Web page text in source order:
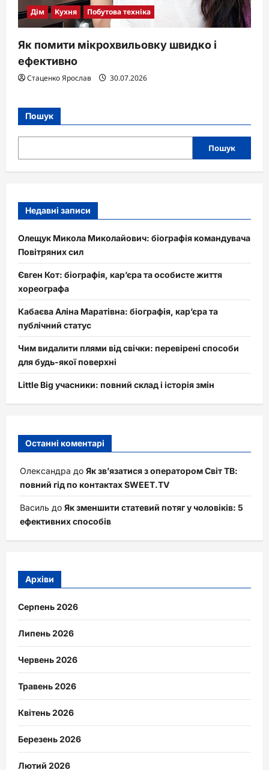
Дім Кухня Побутова техніка
Як помити мікрохвильовку швидко і
ефективно
Стаценко Ярослав 30.07.2026
Пошук
Пошук
Недавні записи
Олещук Микола Миколайович: біографія командувача
Повітряних сил
Євген Кот: біографія, кар’єра та особисте життя
хореографа
Кабаєва Аліна Маратівна: біографія, кар’єра та
публічний статус
Чим видалити плями від свічки: перевірені способи
для будь-якої поверхні
Little Big учасники: повний склад і історія змін
Останні коментарі
Олександра до Як зв’язатися з оператором Світ ТВ:
повний гід по контактах SWEET.TV
Василь до Як зменшити статевий потяг у чоловіків: 5
ефективних способів
Архіви
Серпень 2026
Липень 2026
Червень 2026
Травень 2026
Квітень 2026
Березень 2026
Лютий 2026